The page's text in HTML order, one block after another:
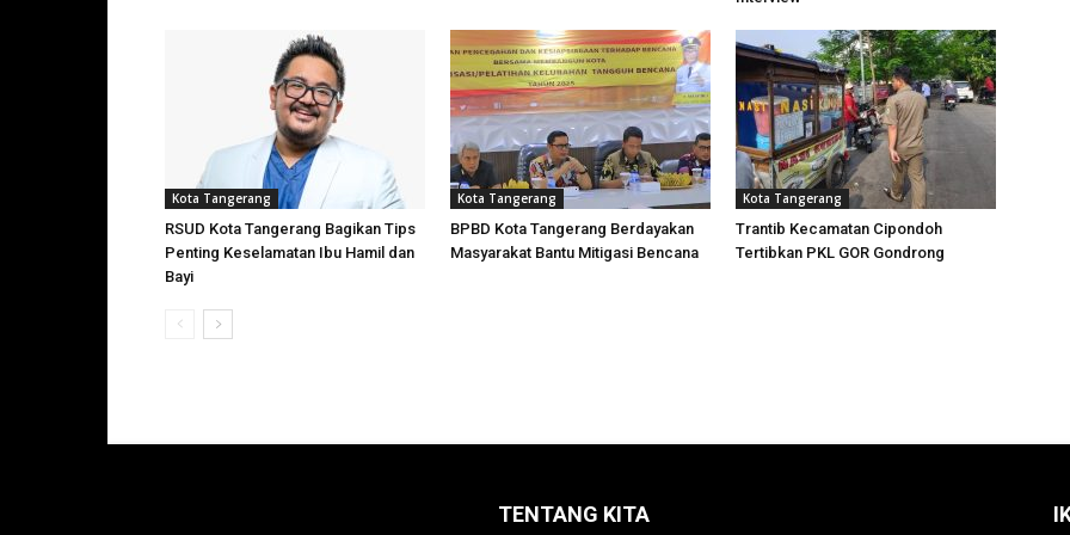
Kota Tangerang
RSUD Kota Tangerang Bagikan Tips
Penting Keselamatan Ibu Hamil dan
Bayi
Kota Tangerang
BPBD Kota Tangerang Berdayakan
Masyarakat Bantu Mitigasi Bencana
Kota Tangerang
Trantib Kecamatan Cipondoh
Tertibkan PKL GOR Gondrong
TENTANG KITA